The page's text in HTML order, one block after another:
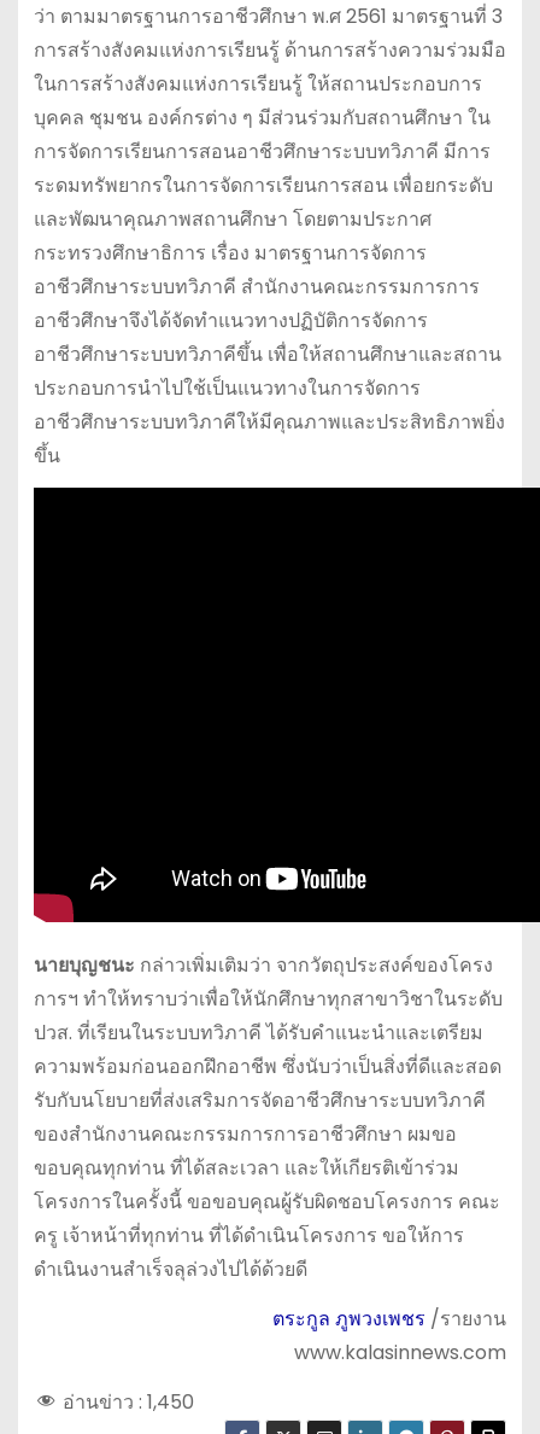
ว่า ตามมาตรฐานการอาชีวศึกษา พ.ศ 2561 มาตรฐานที่ 3
การสร้างสังคมแห่งการเรียนรู้ ด้านการสร้างความร่วมมือ
ในการสร้างสังคมแห่งการเรียนรู้ ให้สถานประกอบการ
บุคคล ชุมชน องค์กรต่าง ๆ มีส่วนร่วมกับสถานศึกษา ใน
การจัดการเรียนการสอนอาชีวศึกษาระบบทวิภาคี มีการ
ระดมทรัพยากรในการจัดการเรียนการสอน เพื่อยกระดับ
และพัฒนาคุณภาพสถานศึกษา โดยตามประกาศ
กระทรวงศึกษาธิการ เรื่อง มาตรฐานการจัดการ
อาชีวศึกษาระบบทวิภาคี สำนักงานคณะกรรมการการ
อาชีวศึกษาจึงได้จัดทำแนวทางปฏิบัติการจัดการ
อาชีวศึกษาระบบทวิภาคีขึ้น เพื่อให้สถานศึกษาและสถาน
ประกอบการนําไปใช้เป็นแนวทางในการจัดการ
อาชีวศึกษาระบบทวิภาคีให้มีคุณภาพและประสิทธิภาพยิ่ง
ขึ้น
นายบุญชนะ กล่าวเพิ่มเติมว่า จากวัตถุประสงค์ของโครง
การฯ ทำให้ทราบว่าเพื่อให้นักศึกษาทุกสาขาวิชาในระดับ
ปวส. ที่เรียนในระบบทวิภาคี ได้รับคำแนะนำและเตรียม
ความพร้อมก่อนออกฝึกอาชีพ ซึ่งนับว่าเป็นสิ่งที่ดีและสอด
รับกับนโยบายที่ส่งเสริมการจัดอาชีวศึกษาระบบทวิภาคี
ของสำนักงานคณะกรรมการการอาชีวศึกษา ผมขอ
ขอบคุณทุกท่าน ที่ได้สละเวลา และให้เกียรติเข้าร่วม
โครงการในครั้งนี้ ขอขอบคุณผู้รับผิดชอบโครงการ คณะ
ครู เจ้าหน้าที่ทุกท่าน ที่ได้ดำเนินโครงการ ขอให้การ
ดำเนินงานสำเร็จลุล่วงไปได้ด้วยดี
ตระกูล ภูพวงเพชร /รายงาน
www.kalasinnews.com
อ่านข่าว : 1,450